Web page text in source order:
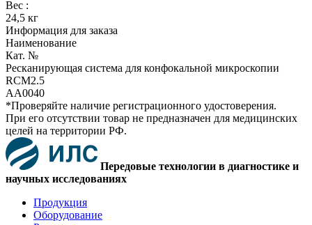
Вес :
24,5 кг
Информация для заказа
Наименование
Кат. №
Ресканирующая система для конфокальной микроскопии
RCM2.5
AA0040
*Проверяйте наличие регистрационного удостоверения.
При его отсутствии товар не предназначен для медицинских
целей на территории РФ.
Передовые технологии в диагностике и
научных исследованиях
Продукция
Оборудование